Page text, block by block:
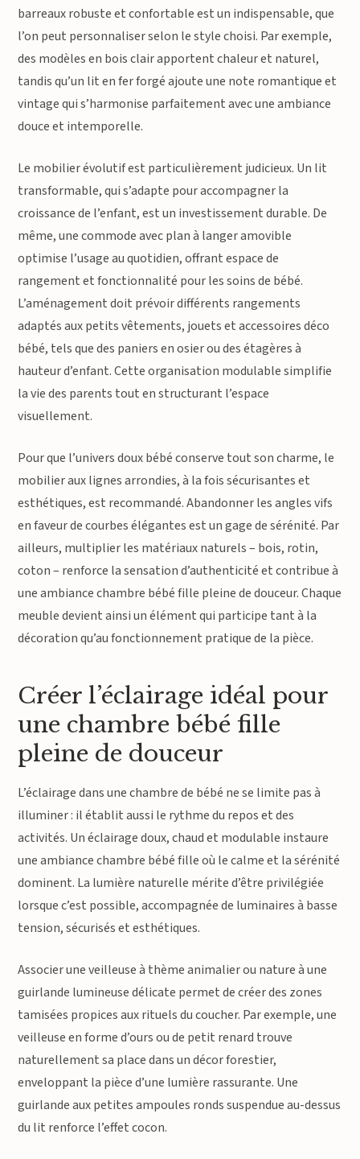
barreaux robuste et confortable est un indispensable, que
l’on peut personnaliser selon le style choisi. Par exemple,
des modèles en bois clair apportent chaleur et naturel,
tandis qu’un lit en fer forgé ajoute une note romantique et
vintage qui s’harmonise parfaitement avec une ambiance
douce et intemporelle.
Le mobilier évolutif est particulièrement judicieux. Un lit
transformable, qui s’adapte pour accompagner la
croissance de l’enfant, est un investissement durable. De
même, une commode avec plan à langer amovible
optimise l’usage au quotidien, offrant espace de
rangement et fonctionnalité pour les soins de bébé.
L’aménagement doit prévoir différents rangements
adaptés aux petits vêtements, jouets et accessoires déco
bébé, tels que des paniers en osier ou des étagères à
hauteur d’enfant. Cette organisation modulable simplifie
la vie des parents tout en structurant l’espace
visuellement.
Pour que l’univers doux bébé conserve tout son charme, le
mobilier aux lignes arrondies, à la fois sécurisantes et
esthétiques, est recommandé. Abandonner les angles vifs
en faveur de courbes élégantes est un gage de sérénité. Par
ailleurs, multiplier les matériaux naturels – bois, rotin,
coton – renforce la sensation d’authenticité et contribue à
une ambiance chambre bébé fille pleine de douceur. Chaque
meuble devient ainsi un élément qui participe tant à la
décoration qu’au fonctionnement pratique de la pièce.
Créer l’éclairage idéal pour
une chambre bébé fille
pleine de douceur
L’éclairage dans une chambre de bébé ne se limite pas à
illuminer : il établit aussi le rythme du repos et des
activités. Un éclairage doux, chaud et modulable instaure
une ambiance chambre bébé fille où le calme et la sérénité
dominent. La lumière naturelle mérite d’être privilégiée
lorsque c’est possible, accompagnée de luminaires à basse
tension, sécurisés et esthétiques.
Associer une veilleuse à thème animalier ou nature à une
guirlande lumineuse délicate permet de créer des zones
tamisées propices aux rituels du coucher. Par exemple, une
veilleuse en forme d’ours ou de petit renard trouve
naturellement sa place dans un décor forestier,
enveloppant la pièce d’une lumière rassurante. Une
guirlande aux petites ampoules ronds suspendue au-dessus
du lit renforce l’effet cocon.